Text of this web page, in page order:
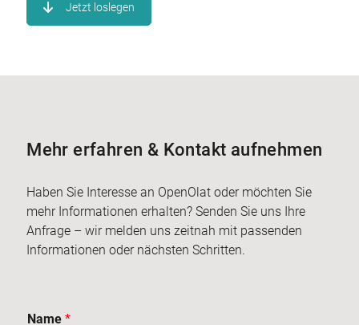
Jetzt loslegen
Mehr erfahren & Kontakt aufnehmen
Haben Sie Interesse an OpenOlat oder möchten Sie
mehr Informationen erhalten? Senden Sie uns Ihre
Anfrage – wir melden uns zeitnah mit passenden
Informationen oder nächsten Schritten.
Name*